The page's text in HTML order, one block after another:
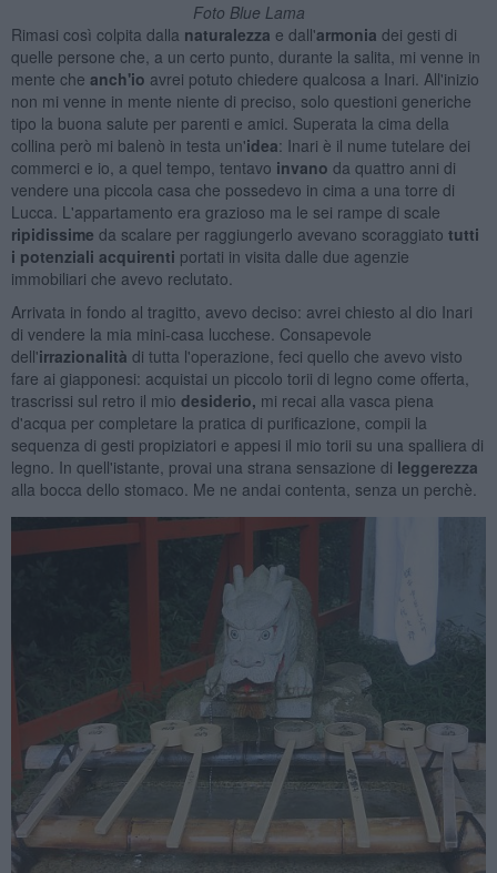
Foto Blue Lama
Rimasi così colpita dalla naturalezza e dall'armonia dei gesti di
quelle persone che, a un certo punto, durante la salita, mi venne in
mente che anch'io avrei potuto chiedere qualcosa a Inari. All'inizio
non mi venne in mente niente di preciso, solo questioni generiche
tipo la buona salute per parenti e amici. Superata la cima della
collina però mi balenò in testa un'idea: Inari è il nume tutelare dei
commerci e io, a quel tempo, tentavo invano da quattro anni di
vendere una piccola casa che possedevo in cima a una torre di
Lucca. L'appartamento era grazioso ma le sei rampe di scale
ripidissime da scalare per raggiungerlo avevano scoraggiato tutti
i potenziali acquirenti portati in visita dalle due agenzie
immobiliari che avevo reclutato.
Arrivata in fondo al tragitto, avevo deciso: avrei chiesto al dio Inari
di vendere la mia mini-casa lucchese. Consapevole
dell'irrazionalità di tutta l'operazione, feci quello che avevo visto
fare ai giapponesi: acquistai un piccolo torii di legno come offerta,
trascrissi sul retro il mio desiderio, mi recai alla vasca piena
d'acqua per completare la pratica di purificazione, compii la
sequenza di gesti propiziatori e appesi il mio torii su una spalliera di
legno. In quell'istante, provai una strana sensazione di leggerezza
alla bocca dello stomaco. Me ne andai contenta, senza un perchè.